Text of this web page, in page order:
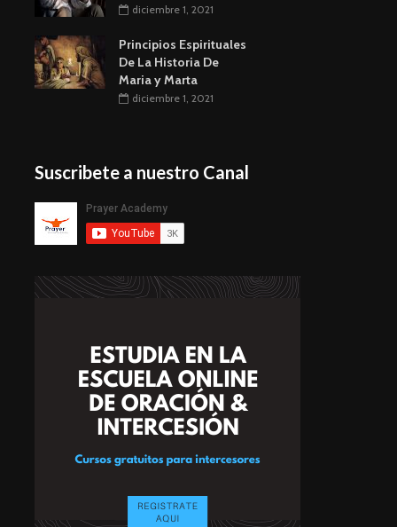
diciembre 1, 2021
Principios Espirituales
De La Historia De
Maria y Marta
diciembre 1, 2021
Suscribete a nuestro Canal